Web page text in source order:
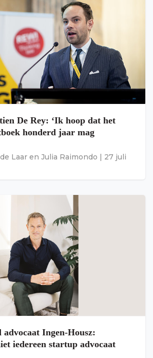
De Rey: ‘Ik hoop dat het
honderd jaar mag
Laar en Julia Raimondo | 27 juli
Ingen-Housz:
iedereen startup advocaat